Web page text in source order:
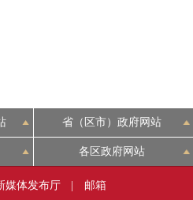
省（区市）政府网站
各区政府网站
媒体发布厅 邮箱